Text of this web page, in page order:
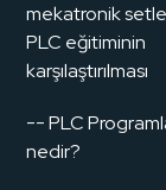
mekatronik
PLC eğitiminin
karşılaştırılması
-- PLC
nedir?